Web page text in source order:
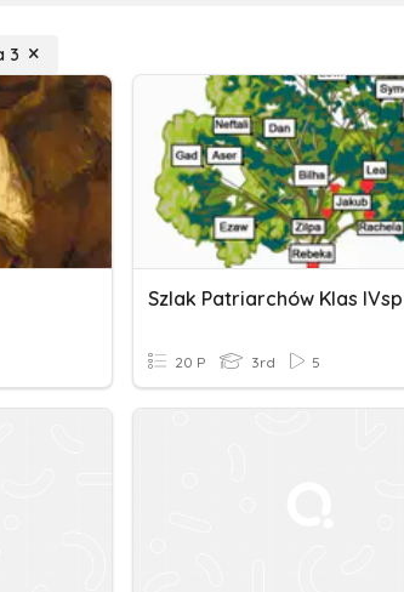
3
Szlak Patriarchów Klas IVsp
20 P 3rd 5